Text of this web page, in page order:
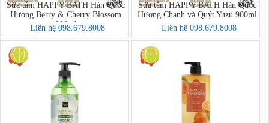
Sữa tắm HAPPY BATH Hàn Quốc
Hương Berry & Cherry Blossom
900ml
Liên hệ 098.679.8008
Sữa tắm HAPPY BATH Hàn Quốc
Hương Chanh và Quýt Yuzu 900ml
Liên hệ 098.679.8008